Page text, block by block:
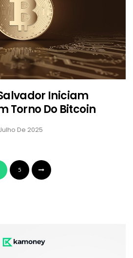
Iniciam
Torno Do Bitcoin
De 2025
5